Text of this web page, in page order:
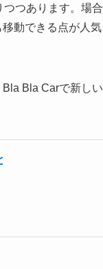
つあります。場合
動できる点が人気
Bla Carで新しい